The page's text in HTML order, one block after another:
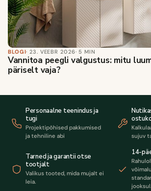
BLOGI· 23. VEEBR 2026· 5 MIN
Vannitoa peegli valgustus: mitu
päriselt vaja?
Personaalne teenindus ja
tugi
Projektipõhised pakkumised
ja tehniline abi
sujuv
Tarned ja garantii otse
tootjalt
Valikus tooted, mida mujalt ei
leia.
14-
jooksul.